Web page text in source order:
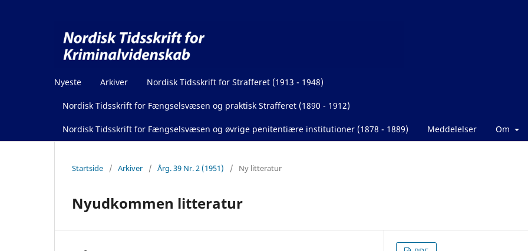
Nyeste Arkiver Nordisk Tidsskrift for Strafferet (1913 - 1948)
Nordisk Tidsskrift for Fængselsvæsen og praktisk Strafferet (1890 - 1912)
Nordisk Tidsskrift for Fængselsvæsen og øvrige penitentiære institutioner (1878 - 1889) Meddelelser Om
Startside / Arkiver / Årg. 39 Nr. 2 (1951) / Ny litteratur
Nyudkommen litteratur